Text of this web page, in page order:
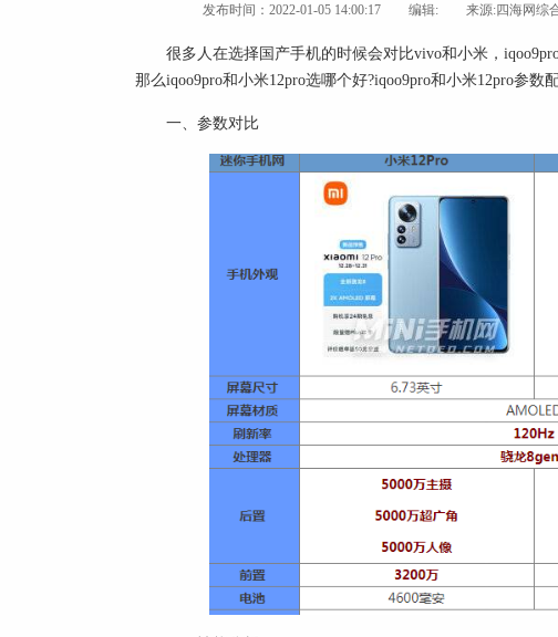
发布时间：2022-01-05 14:00:17 编辑: 来源:四海网综
很多人在选择国产手机的时候会对比vivo和小米，
那么iqoo9pro和小米12pro选哪个好?iqoo9pro和小米12pro参数
一、参数对比